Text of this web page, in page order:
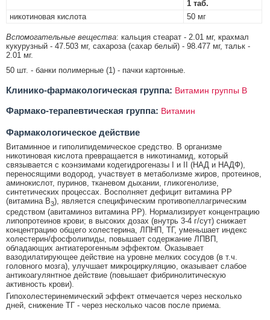
1 таб.
никотиновая кислота
50 мг
Вспомогательные вещества: кальция стеарат - 2.01 мг, крахмал
кукурузный - 47.503 мг, сахароза (сахар белый) - 98.477 мг, тальк -
2.01 мг.
50 шт. - банки полимерные (1) - пачки картонные.
Клинико-фармакологическая группа: Витамин группы В
Фармако-терапевтическая группа: Витамин
Фармакологическое действие
Витаминное и гиполипидемическое средство. В организме
никотиновая кислота превращается в никотинамид, который
связывается с коэнзимами кодегидрогеназы I и II (НАД и НАДФ),
переносящими водород, участвует в метаболизме жиров, протеинов,
аминокислот, пуринов, тканевом дыхании, гликогенолизе,
синтетических процессах. Восполняет дефицит витамина РР
(витамина В3), является специфическим противопеллагрическим
средством (авитаминоз витамина РР). Нормализирует концентрацию
липопротеинов крови; в высоких дозах (внутрь 3-4 г/сут) снижает
концентрацию общего холестерина, ЛПНП, ТГ, уменьшает индекс
холестерин/фосфолипиды, повышает содержание ЛПВП,
обладающих антиатерогенным эффектом. Оказывает
вазодилатирующее действие на уровне мелких сосудов (в т.ч.
головного мозга), улучшает микроциркуляцию, оказывает слабое
антикоагулянтное действие (повышает фибринолитическую
активность крови).
Гипохолестеринемический эффект отмечается через несколько
дней, снижение ТГ - через несколько часов после приема.